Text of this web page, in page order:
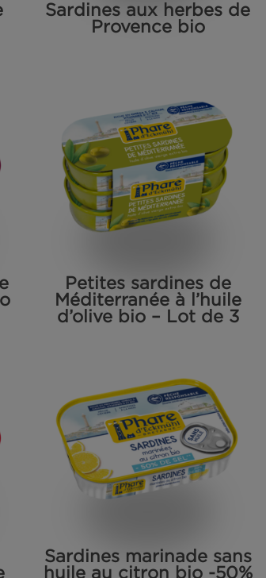
d’olive
de sel
Sardines
purée de
bio
Petites
d’olive bio